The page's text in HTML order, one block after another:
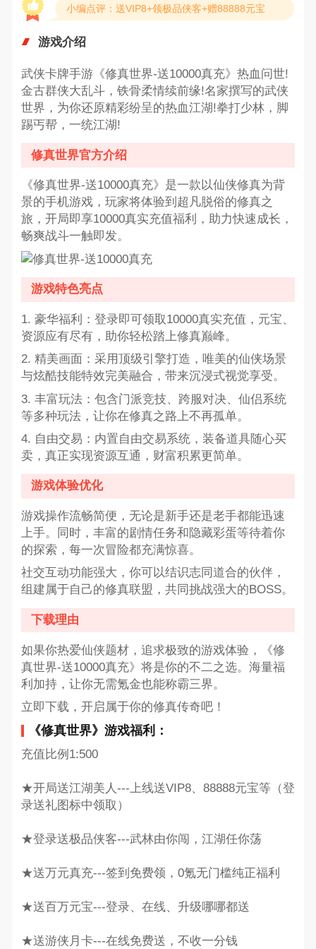
小编点评：送VIP8+领极品侠客+赠88888元宝
游戏介绍
武侠卡牌手游《修真世界-送10000真充》热血问世!
金古群侠大乱斗，铁骨柔情续前缘!名家撰写的武侠
世界，为你还原精彩纷呈的热血江湖!拳打少林，脚
踢丐帮，一统江湖!
修真世界官方介绍
《修真世界-送10000真充》是一款以仙侠修真为背
景的手机游戏，玩家将体验到超凡脱俗的修真之
旅，开局即享10000真实充值福利，助力快速成长，
畅爽战斗一触即发。
游戏特色亮点
1. 豪华福利：登录即可领取10000真实充值，元宝、
资源应有尽有，助你轻松踏上修真巅峰。
2. 精美画面：采用顶级引擎打造，唯美的仙侠场景
与炫酷技能特效完美融合，带来沉浸式视觉享受。
3. 丰富玩法：包含门派竞技、跨服对决、仙侣系统
等多种玩法，让你在修真之路上不再孤单。
4. 自由交易：内置自由交易系统，装备道具随心买
卖，真正实现资源互通，财富积累更简单。
游戏体验优化
游戏操作流畅简便，无论是新手还是老手都能迅速
上手。同时，丰富的剧情任务和隐藏彩蛋等待着你
的探索，每一次冒险都充满惊喜。
社交互动功能强大，你可以结识志同道合的伙伴，
组建属于自己的修真联盟，共同挑战强大的BOSS。
下载理由
如果你热爱仙侠题材，追求极致的游戏体验，《修
真世界-送10000真充》将是你的不二之选。海量福
利加持，让你无需氪金也能称霸三界。
立即下载，开启属于你的修真传奇吧！
《修真世界》游戏福利：
充值比例1:500
★开局送江湖美人---上线送VIP8、88888元宝等（登
录送礼图标中领取）
★登录送极品侠客---武林由你闯，江湖任你荡
★送万元真充---签到免费领，0氪无门槛纯正福利
★送百万元宝---登录、在线、升级哪哪都送
★送游侠月卡---在线免费送，不收一分钱